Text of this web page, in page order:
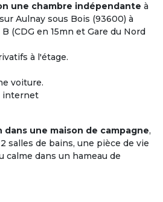
une chambre indépendante à
Aulnay sous Bois (93600) à
(CDG en 15mn et Gare du Nord
à l'étage.
voiture.
internet
une maison de campagne,
salles de bains, une pièce de vie
calme dans un hameau de
personnes » avec qui
de colocation réussi
certains centres
!
des + de 60 ans
(55%)
sportives
(38%)
Théâtre
Cuisine
(26%)